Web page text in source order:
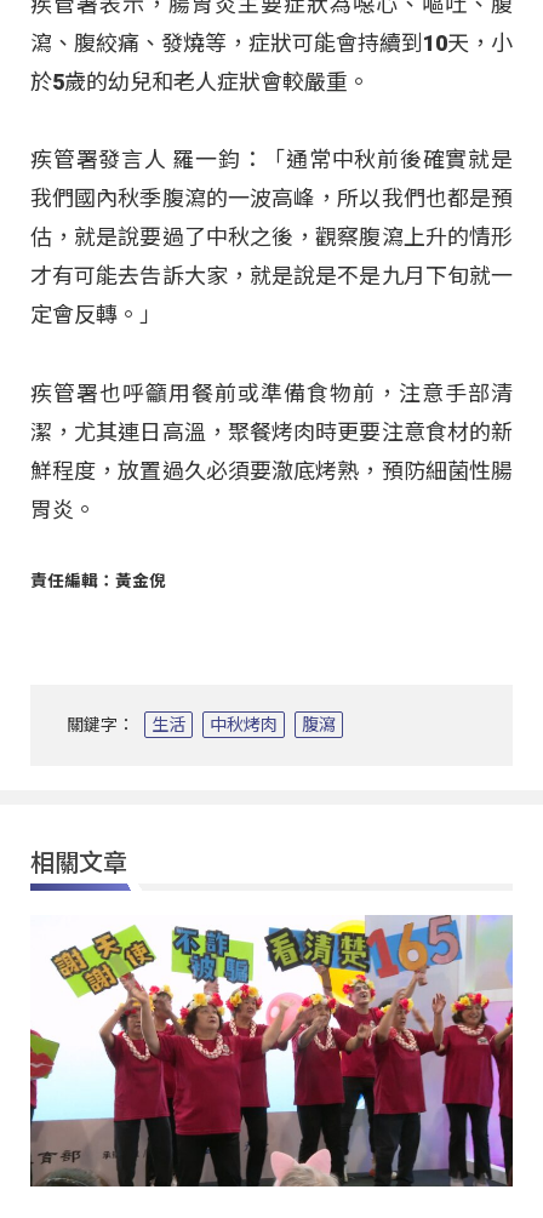
瀉、腹絞痛、發燒等，症狀可能會持續到10天，小
於5歲的幼兒和老人症狀會較嚴重。
疾管署發言人 羅一鈞：「通常中秋前後確實就是
我們國內秋季腹瀉的一波高峰，所以我們也都是預
估，就是說要過了中秋之後，觀察腹瀉上升的情形
才有可能去告訴大家，就是說是不是九月下旬就一
定會反轉。」
疾管署也呼籲用餐前或準備食物前，注意手部清
潔，尤其連日高溫，聚餐烤肉時更要注意食材的新
鮮程度，放置過久必須要澈底烤熟，預防細菌性腸
胃炎。
責任編輯：黃金倪
關鍵字： 生活 中秋烤肉 腹瀉
相關文章